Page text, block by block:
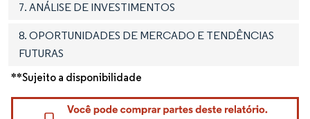
7. ANÁLISE DE INVESTIMENTOS
8. OPORTUNIDADES DE MERCADO E TENDÊNCIAS
FUTURAS
**Sujeito a disponibilidade